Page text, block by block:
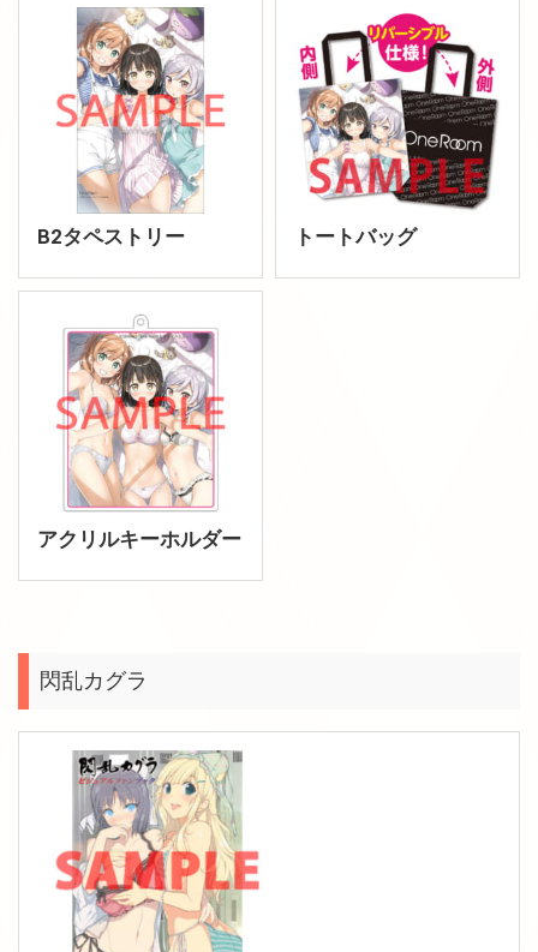
B2タペストリー トートバッグ
アクリルキーホルダー
閃乱カグラ